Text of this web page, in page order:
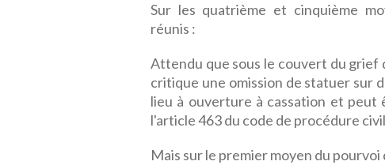
Sur les quatrième et cinquième
réunis :
Attendu que sous le couvert du grief
critique une omission de statuer sur
lieu à ouverture à cassation et peut
l'article 463 du code de procédure
Mais sur le premier moyen du